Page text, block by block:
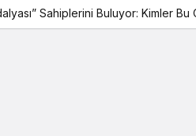
Sahiplerini Buluyor: Kimler Bu